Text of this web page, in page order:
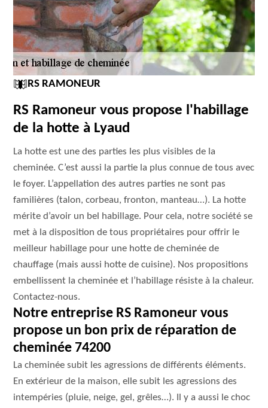
RS RAMONEUR
RS Ramoneur vous propose l'habillage
de la hotte à Lyaud
La hotte est une des parties les plus visibles de la
cheminée. C’est aussi la partie la plus connue de tous avec
le foyer. L’appellation des autres parties ne sont pas
familières (talon, corbeau, fronton, manteau…). La hotte
mérite d’avoir un bel habillage. Pour cela, notre société se
met à la disposition de tous propriétaires pour offrir le
meilleur habillage pour une hotte de cheminée de
chauffage (mais aussi hotte de cuisine). Nos propositions
embellissent la cheminée et l’habillage résiste à la chaleur.
Contactez-nous.
Notre entreprise RS Ramoneur vous
propose un bon prix de réparation de
cheminée 74200
La cheminée subit les agressions de différents éléments.
En extérieur de la maison, elle subit les agressions des
intempéries (pluie, neige, gel, grêles…). Il y a aussi le choc